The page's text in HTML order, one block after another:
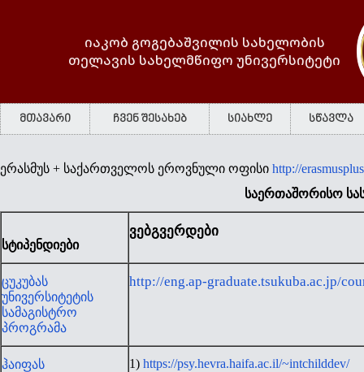
იაკობ გოგებაშვილის სახელობის
თელავის სახელმწიფო უნივერსიტეტი
მთავარი ჩვენ შესახებ სიახლე სწავლა
ერასმუს + საქართველოს ეროვნული ოფისი http://
საერთაშორისო
სტიპენდიები
ვებგვერდები
ცუკუბას
უნივერსიტეტის
სამაგისტრო
პროგრამა
http://eng.ap-graduate.tsukuba.ac.jp/
ჰაიფას
1) https://psy.hevra.haifa.ac.il/~intchilddev/